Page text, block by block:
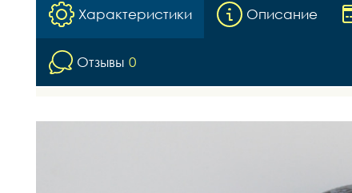
Характеристики Описание
Отзывы 0